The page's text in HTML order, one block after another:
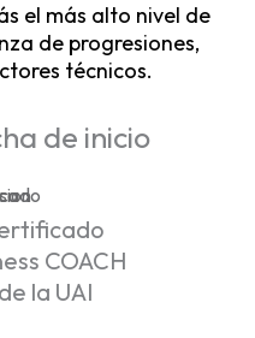
el más alto nivel de
de progresiones,
técnicos.
de inicio​
COACH
la UAI